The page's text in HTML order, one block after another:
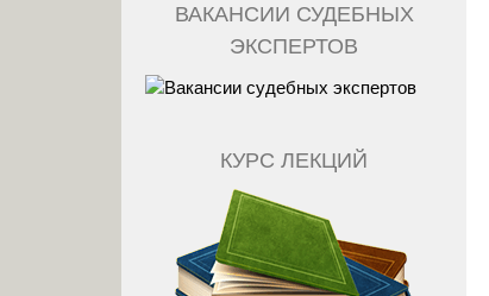
ВАКАНСИИ СУДЕБНЫХ
ЭКСПЕРТОВ
КУРС ЛЕКЦИЙ